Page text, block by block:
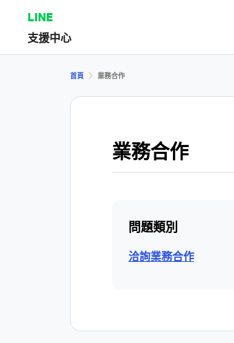
LINE
支援中心
首頁 業務合作
業務合作
問題類別
洽詢業務合作